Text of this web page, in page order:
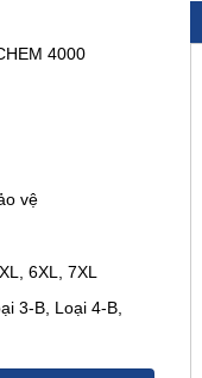
4000
vệ
6XL, 7XL
3-B, Loại 4-B,